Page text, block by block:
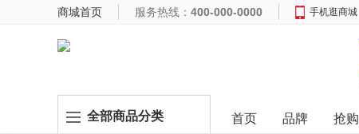
商城首页 服务热线： 400-000-0000 手机逛商城
全部商品分类 首页 品牌 抢购